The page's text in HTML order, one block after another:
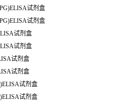
试剂盒
试剂盒
试剂盒
试剂盒
试剂盒
试剂盒
试剂盒
试剂盒